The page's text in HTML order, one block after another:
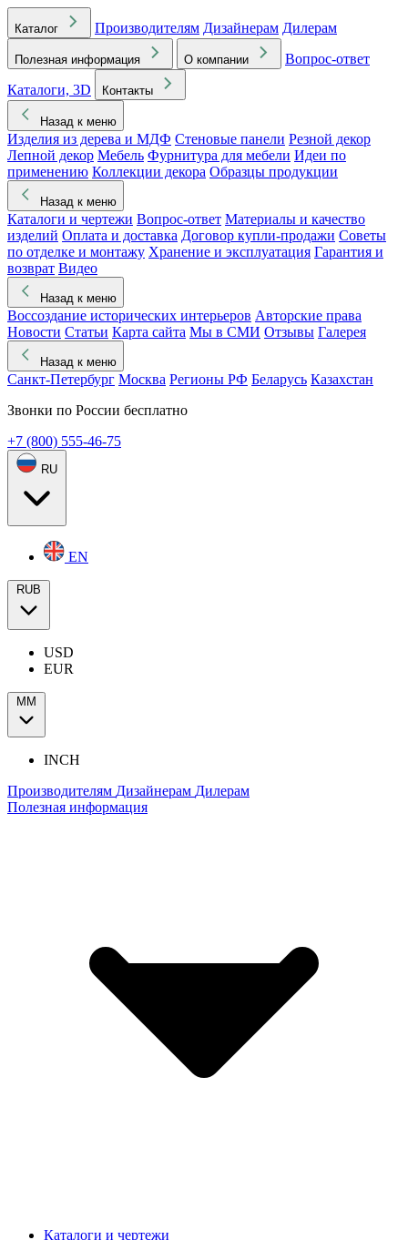
Каталог Производителям Дизайнерам Дилерам
Полезная информация О компании
Вопрос-ответ
Каталоги, 3D
Контакты
Назад к меню
Изделия из дерева и МДФ Стеновые панели Резной декор
Лепной декор Мебель Фурнитура для мебели Идеи по
применению Коллекции декора Образцы продукции
Назад к меню
Каталоги и чертежи Вопрос-ответ Материалы и качество
изделий Оплата и доставка Договор купли-продажи Советы
по отделке и монтажу Хранение и эксплуатация Гарантия и
возврат Видео
Назад к меню
Воссоздание исторических интерьеров Авторские права
Новости Статьи Карта сайта Мы в СМИ Отзывы Галерея
Назад к меню
Санкт-Петербург Москва Регионы РФ Беларусь Казахстан
Звонки по России бесплатно
+7 (800) 555-46-75
RU
EN
RUB
USD
EUR
ММ
INCH
Производителям Дизайнерам Дилерам
Полезная информация
Каталоги и чертежи